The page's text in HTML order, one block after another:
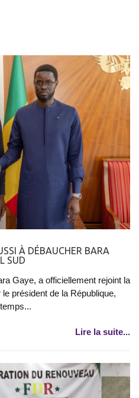
À DÉBAUCHER BARA
SUD
Gaye, a officiellement rejoint la
président de la République,
Lire la suite...